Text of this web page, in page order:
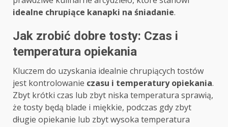
idealne chrupiące kanapki na śniadanie.
Jak zrobić dobre tosty: Czas i
temperatura opiekania
Kluczem do uzyskania idealnie chrupiących tostów
jest kontrolowanie czasu i temperatury opiekania.
Zbyt krótki czas lub zbyt niska temperatura sprawią,
że tosty będą blade i miękkie, podczas gdy zbyt
długie opiekanie lub zbyt wysoka temperatura